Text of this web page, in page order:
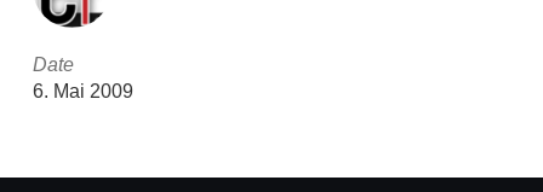
Date
6. Mai 2009